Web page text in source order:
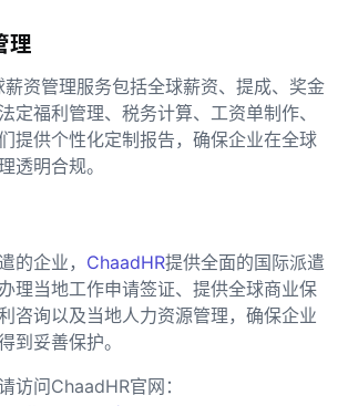
理
薪资管理服务包括全球薪资、提成、奖金
定福利管理、税务计算、工资单制作、
提供个性化定制报告，确保企业在全球
透明合规。
的企业， ChaadHR提供全面的国际派遣
理当地工作申请签证、提供全球商业保
咨询以及当地人力资源管理，确保企业
到妥善保护。
访问ChaadHR官网：